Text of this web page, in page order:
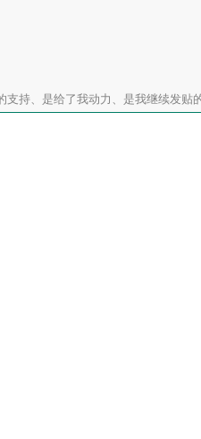
支持、是给了我动力、是我继续发贴